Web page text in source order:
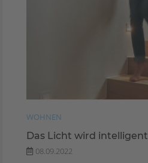
WOHNEN
Das Licht wird intelligent
08.09.2022